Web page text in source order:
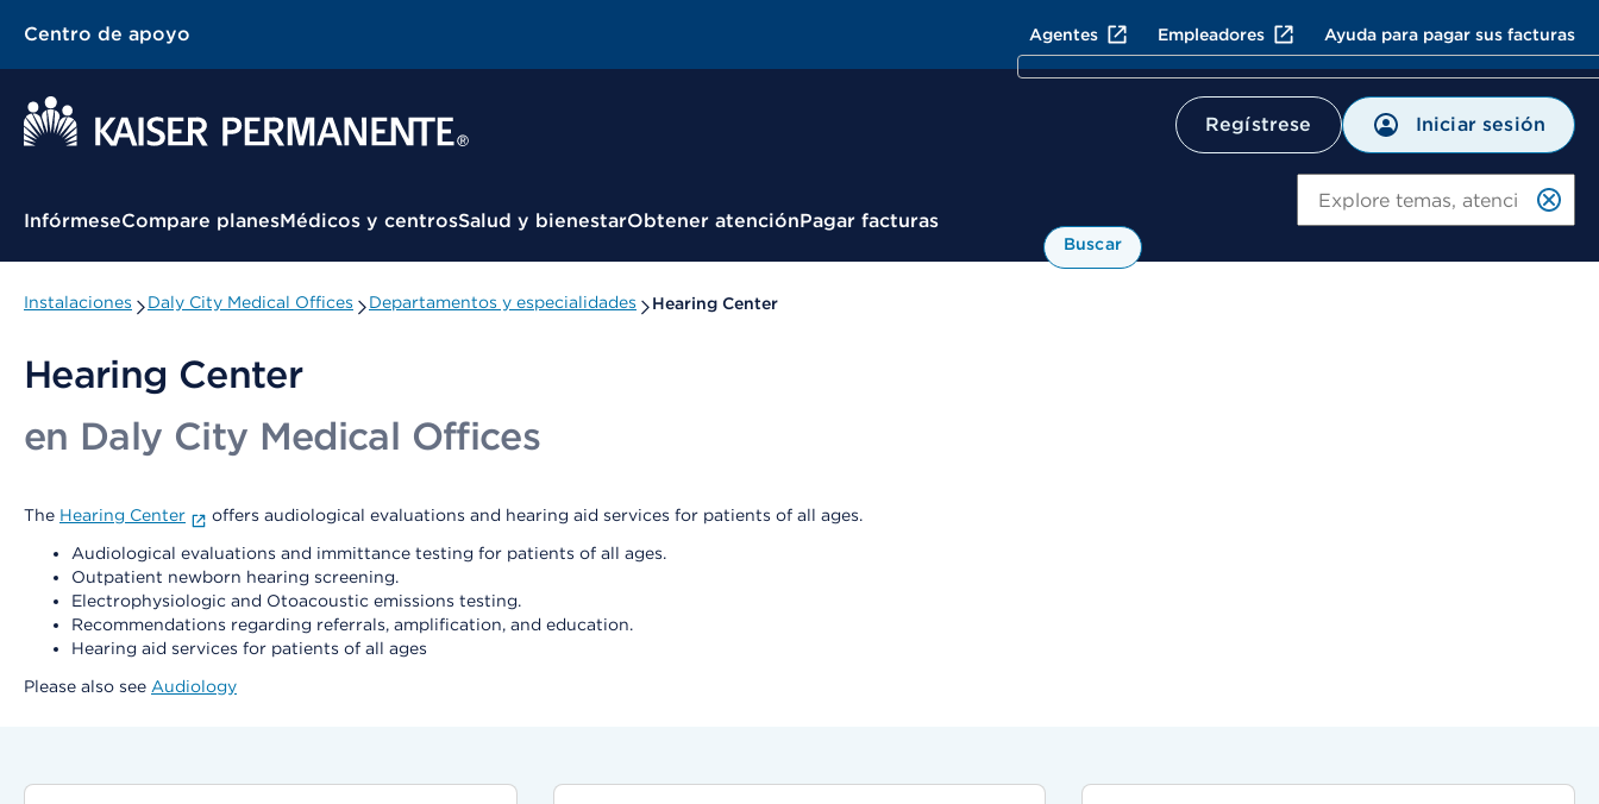
Centro de apoyo Agentes Empleadores Ayuda para pagar sus facturas
Regístrese Iniciar sesión
Menú contextual
InfórmeseCompare planesMédicos y centrosSalud y bienestarObtener atenciónPagar facturas
Buscar
Instalaciones Daly City Medical Offices Departamentos y especialidades Hearing Center
Hearing Center
en Daly City Medical Offices
The Hearing Center
offers audiological evaluations and hearing aid services for patients of all ages.
Audiological evaluations and immittance testing for patients of all ages.
Outpatient newborn hearing screening.
Electrophysiologic and Otoacoustic emissions testing.
Recommendations regarding referrals, amplification, and education.
Hearing aid services for patients of all ages
Please also see Audiology